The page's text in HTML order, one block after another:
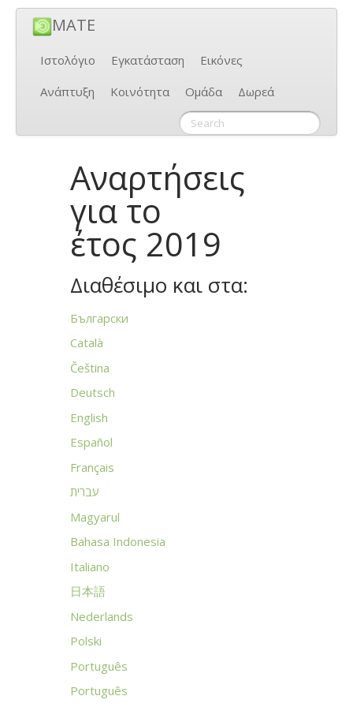
MATE
Ιστολόγιο Εγκατάσταση
Εικόνες
Ανάπτυξη
Κοινότητα Ομάδα Δωρεά
Αναρτήσεις
για το
έτος 2019
Διαθέσιμο και στα:
Български
Català
Čeština
Deutsch
English
Español
Français
עברית
Magyarul
Bahasa Indonesia
Italiano
日本語
Nederlands
Polski
Português
Português